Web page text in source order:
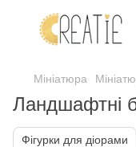
Мініатюра
Ландшафтні
Фігурки для діорами